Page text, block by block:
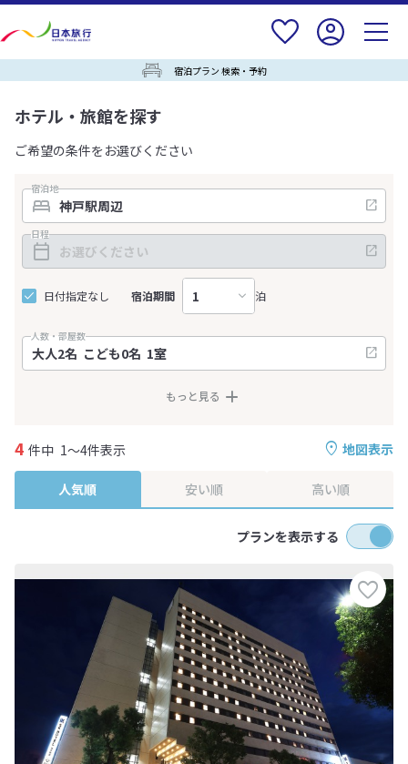
宿泊プラン 検索・予約
ホテル・旅館を探す
ご希望の条件をお選びください
宿泊地
日程
日付指定なし 宿泊期間 泊
人数・部屋数
もっと見る
地図表示
4 件中 1～4件表示
人気順 安い順 高い順
プランを表示する